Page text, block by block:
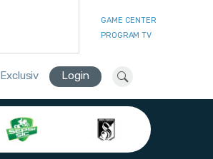
GAME CENTER
PROGRAM TV
Exclusiv Login